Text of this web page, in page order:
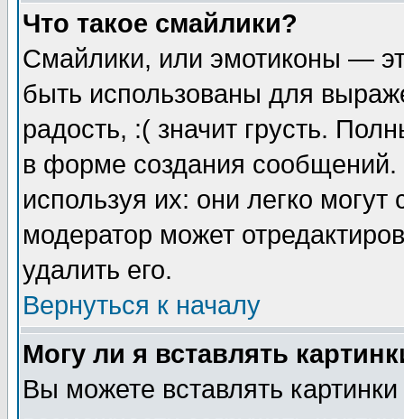
Что такое смайлики?
Смайлики, или эмотиконы —
быть использованы для
радость, :( значит грусть.
в форме создания сообщений.
используя их: они легко
модератор может
удалить его.
Вернуться к началу
Могу ли я вставлять
Вы можете вставлять